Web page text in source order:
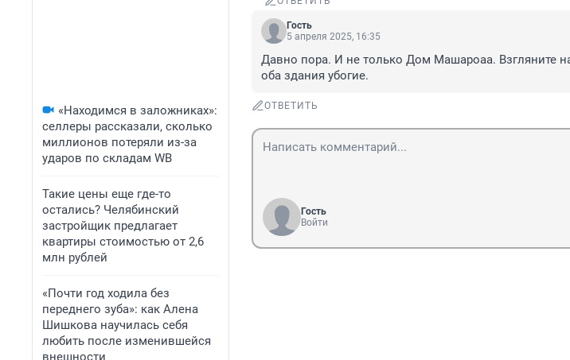
«Находимся в заложниках»:
селлеры рассказали, сколько
миллионов потеряли из-за
ударов по складам WB
Такие цены еще где-то
остались? Челябинский
застройщик предлагает
квартиры стоимостью от 2,6
млн рублей
«Почти год ходила без
переднего зуба»: как Алена
Шишкова научилась себя
любить после изменившейся
внешности
Гость
5 апреля 2025, 16:35
Давно пора. И не только Дом Машароаа. Взгляните
оба здания убогие.
ОТВЕТИТЬ
Гость
Войти